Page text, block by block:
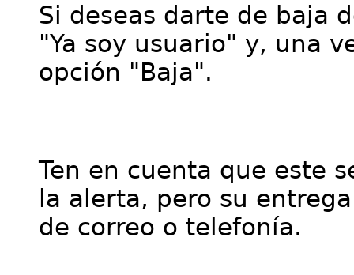
Si deseas darte de baja
"Ya soy usuario" y, una
opción "Baja".
Ten en cuenta que este
la alerta, pero su
de correo o telefonía.